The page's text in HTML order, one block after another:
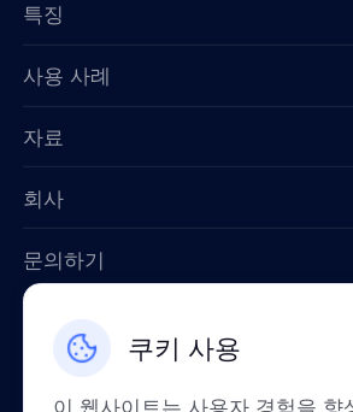
쿠키 사용
이 웹사이트는 사용자 경험을 향
특징
사용 사례
자료
회사
문의하기